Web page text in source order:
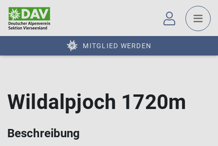
MITGLIED WERDEN
Wildalpjoch 1720m
Beschreibung